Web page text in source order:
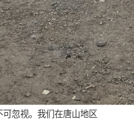
忽视。我们在唐山地区